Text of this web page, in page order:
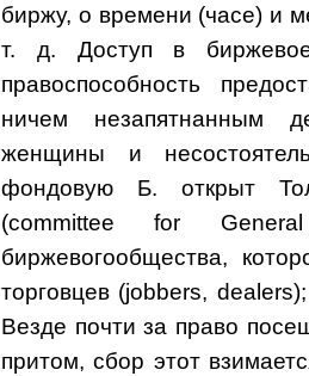
биржу, о времени (часе) и
т. д. Доступ в
правоспособность
ничем незапятнанным
женщины и
фондовую Б. открыт
(committee for
биржевогообщества,
торговцев (jobbers,
Везде почти за право
притом, сбор этот